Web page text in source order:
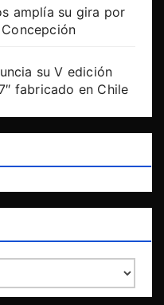
amplía su gira por
su V edición
fabricado en Chile